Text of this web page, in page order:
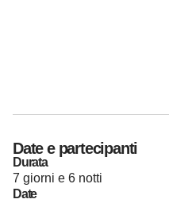
Date e partecipanti
Durata
7 giorni e 6 notti
Date